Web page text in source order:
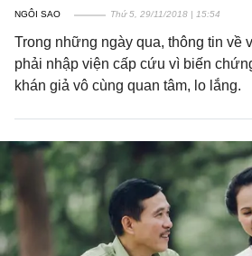
NGÔI SAO Thứ 5, 29/11/2018 | 15:54
Trong những ngày qua, thông tin về
phải nhập viện cấp cứu vì biến
khán giả vô cùng quan tâm, lo lắng.